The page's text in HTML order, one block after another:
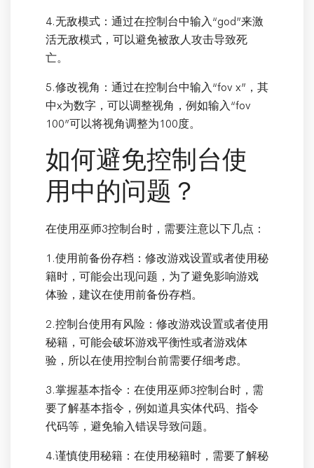
4.无敌模式：通过在控制台中输入“god”来激
活无敌模式，可以避免被敌人攻击导致死
亡。
5.修改视角：通过在控制台中输入“fov x”，其
中x为数字，可以调整视角，例如输入“fov
100”可以将视角调整为100度。
如何避免控制台使
用中的问题？
在使用巫师3控制台时，需要注意以下几点：
1.使用前备份存档：修改游戏设置或者使用秘
籍时，可能会出现问题，为了避免影响游戏
体验，建议在使用前备份存档。
2.控制台使用有风险：修改游戏设置或者使用
秘籍，可能会破坏游戏平衡性或者游戏体
验，所以在使用控制台前需要仔细考虑。
3.掌握基本指令：在使用巫师3控制台时，需
要了解基本指令，例如道具实体代码、指令
代码等，避免输入错误导致问题。
4.谨慎使用秘籍：在使用秘籍时，需要了解秘